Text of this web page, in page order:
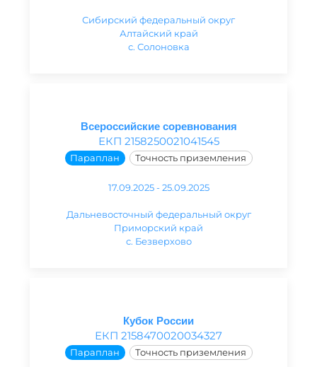
Сибирский федеральный округ
Алтайский край
с. Солоновка
Всероссийские соревнования
ЕКП 2158250021041545
Параплан Точность приземления
17.09.2025 - 25.09.2025
Дальневосточный федеральный округ
Приморский край
с. Безверхово
Кубок России
ЕКП 2158470020034327
Параплан Точность приземления